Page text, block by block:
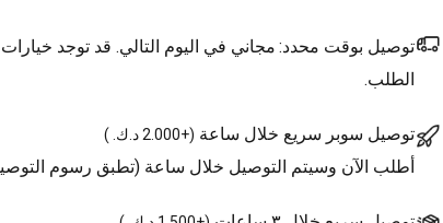
توصيل بوقت محدد: مجاني في اليوم التالي. قد توجد
الطلب.
توصيل سوبر سريع خلال ساعة (+2.000 د.ك. )
أطلب الآن وسيتم التوصيل خلال ساعة (تطبق رسوم